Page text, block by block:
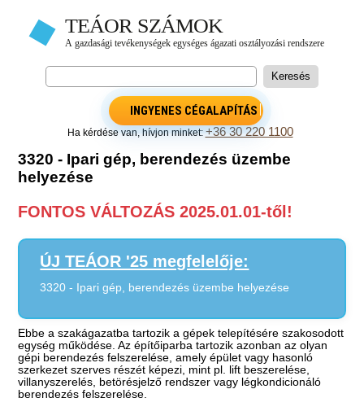
INGYENES CÉGALAPÍTÁS
Ha kérdése van, hívjon minket:+36 30 220 1100
3320 - Ipari gép, berendezés üzembe
helyezése
FONTOS VÁLTOZÁS 2025.01.01-től!
ÚJ TEÁOR '25 megfelelője:
3320 - Ipari gép, berendezés üzembe helyezése
Ebbe a szakágazatba tartozik a gépek telepítésére szakosodott
egység működése. Az építőiparba tartozik azonban az olyan
gépi berendezés felszerelése, amely épület vagy hasonló
szerkezet szerves részét képezi, mint pl. lift beszerelése,
villanyszerelés, betörésjelző rendszer vagy légkondicionáló
berendezés felszerelése.